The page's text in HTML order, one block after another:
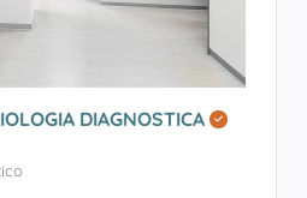
DIAGNOSTICA